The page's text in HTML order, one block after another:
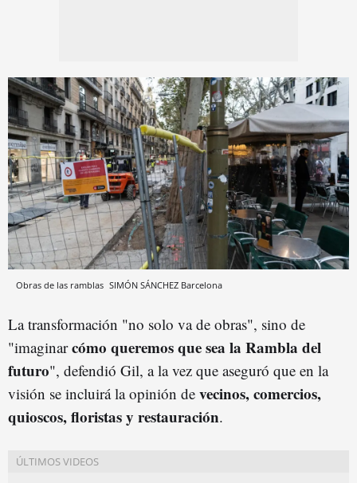
Obras de las ramblas SIMÓN SÁNCHEZ Barcelona
La transformación "no solo va de obras", sino de
"imaginarcómo queremos que sea la Rambla del
futuro", defendió Gil, a la vez que aseguró que en la
visión se incluirá la opinión de vecinos, comercios,
quioscos, floristas y restauración.